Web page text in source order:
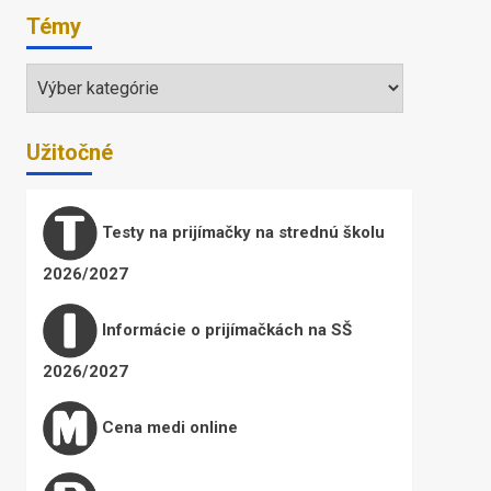
Témy
Témy
Užitočné
Testy na prijímačky na strednú školu
2026/2027
Informácie o prijímačkách na SŠ
2026/2027
Cena medi online